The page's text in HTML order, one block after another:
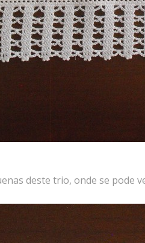
deste trio, onde se pode